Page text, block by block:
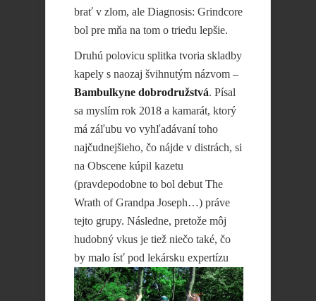
brať v zlom, ale Diagnosis: Grindcore
bol pre mňa na tom o triedu lepšie.
Druhú polovicu splitka tvoria skladby
kapely s naozaj švihnutým názvom –
Bambulkyne dobrodružstvá. Písal
sa myslím rok 2018 a kamarát, ktorý
má záľubu vo vyhľadávaní toho
najčudnejšieho, čo nájde v distrách, si
na Obscene kúpil kazetu
(pravdepodobne to bol debut The
Wrath of Grandpa Joseph…) práve
tejto grupy. Následne, pretože môj
hudobný vkus je tiež niečo také, čo
by malo ísť pod lekársku expertízu